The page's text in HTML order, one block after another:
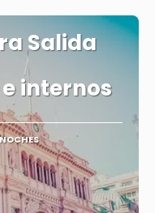
Salida
internos